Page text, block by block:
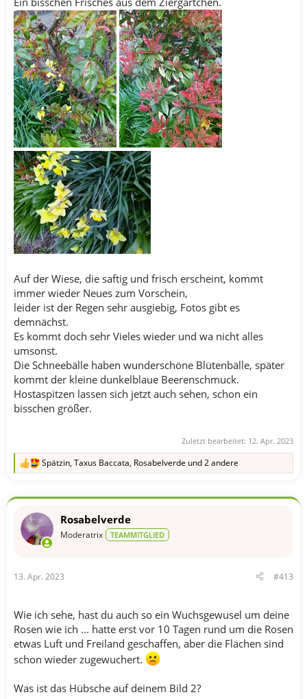
Auf der Wiese, die saftig und frisch erscheint, kommt
immer wieder Neues zum Vorschein,
leider ist der Regen sehr ausgiebig, Fotos gibt es
demnächst.
Es kommt doch sehr Vieles wieder und wa nicht alles
umsonst.
Die Schneebälle haben wunderschöne Blütenbälle, später
kommt der kleine dunkelblaue Beerenschmuck.
Hostaspitzen lassen sich jetzt auch sehen, schon ein
bisschen größer.
Zuletzt bearbeitet: 12. Apr. 2023
R
k
o
:
Spätzin, Taxus Baccata, Rosabelverde und 2 andere
Rosabelverde
Moderatrix TEAMMITGLIED
13. Apr. 2023 #413
Wie ich sehe, hast du auch so ein Wuchsgewusel um deine
Rosen wie ich ... hatte erst vor 10 Tagen rund um die Rosen
etwas Luft und Freiland geschaffen, aber die Flächen sind
schon wieder zugewuchert.
Was ist das Hübsche auf deinem Bild 2?